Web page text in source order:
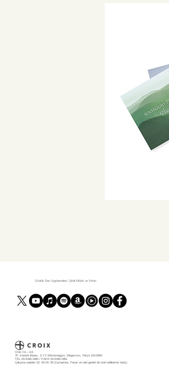
Günlük Ses Uygulamaları | Şifalı Müzik ve Video
Croix Co., Ltd.
7F, Konishi Binası, 3-7-2 Shimomeguro, Meguro-ku, Tokyo 153-0064
TEL 03-5436-1960 / FAKS 03-5436-1961
Çalışma saatleri 10: 00-19: 00 (Cumartesi, Pazar ve tatil günleri ile özel tatillerimiz hariç)